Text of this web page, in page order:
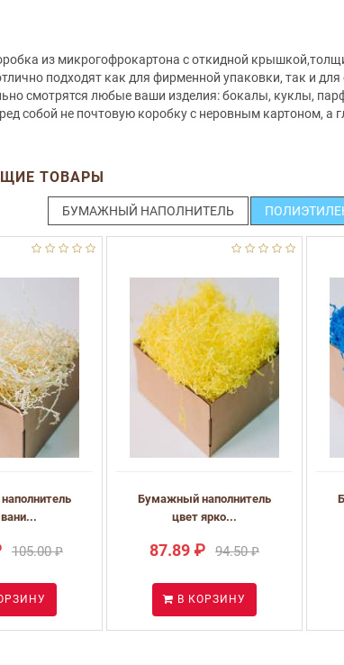
из микрогофрокартона с откидной
подходят как для фирменной упаковки, так и
смотрятся любые ваши изделия: бокалы, куклы,
собой не почтовую коробку с неровным картоном, а
ТОВАРЫ
БУМАЖНЫЙ НАПОЛНИТЕЛЬ
105.00 ₽
Бумажный наполнитель
цвет ярко...
87.89 ₽ 94.50 ₽
В КОРЗИНУ